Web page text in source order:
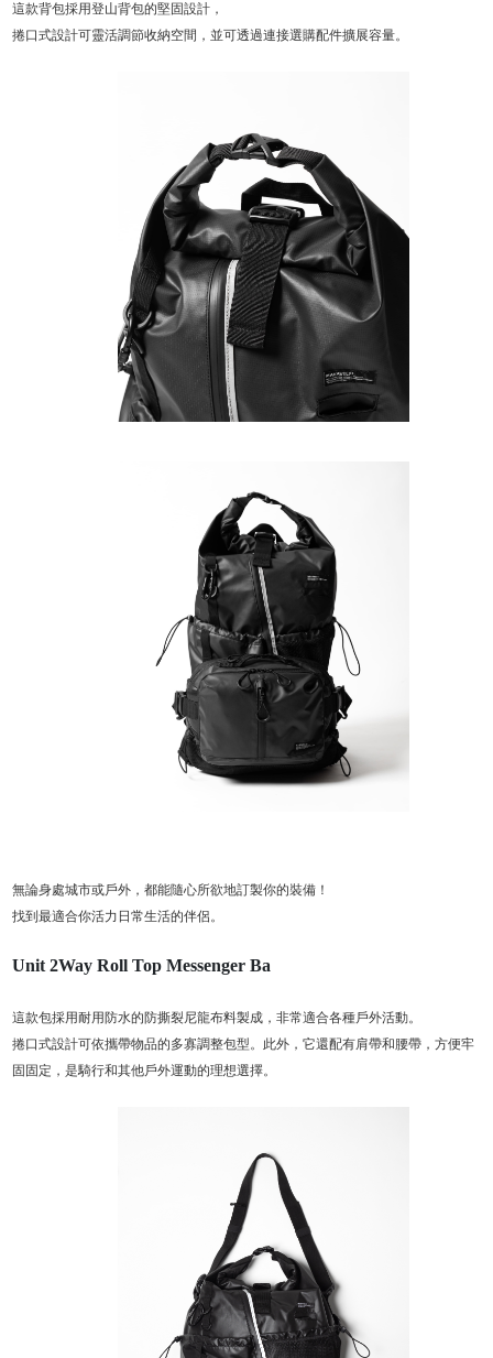
這款背包採用登山背包的堅固設計，
捲口式設計可靈活調節收納空間，並可透過連接選購配件擴展容量。
無論身處城市或戶外，都能隨心所欲地訂製你的裝備！
找到最適合你活力日常生活的伴侶。
Unit 2Way Roll Top Messenger Ba
這款包採用耐用防水的防撕裂尼龍布料製成，非常適合各種戶外活動。
捲口式設計可依攜帶物品的多寡調整包型。此外，它還配有肩帶和腰帶，方便牢
固固定，是騎行和其他戶外運動的理想選擇。